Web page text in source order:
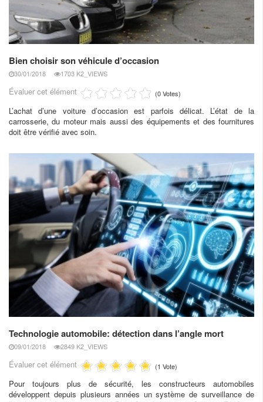
Bien choisir son véhicule d’occasion
30/01/2018 1703 K2_VIEWS
Évaluer cet élément (0 Votes)
L’achat d’une voiture d’occasion est parfois délicat. L’état de la
carrosserie, du moteur mais aussi des équipements et des fournitures
doit être vérifié avec soin.
Technologie automobile: détection dans l’angle mort
09/01/2018 2849 K2_VIEWS
Évaluer cet élément (1 Vote)
Pour toujours plus de sécurité, les constructeurs automobiles
développent depuis plusieurs années un système de surveillance de